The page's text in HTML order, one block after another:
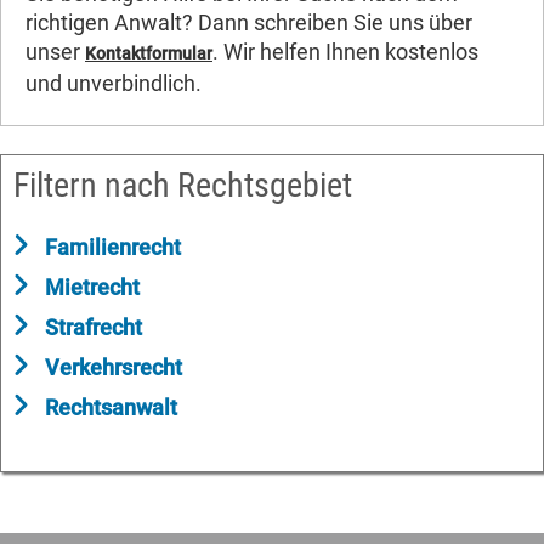
richtigen Anwalt? Dann schreiben Sie uns über
unser Kontaktformular. Wir helfen Ihnen kostenlos
und unverbindlich.
Filtern nach Rechtsgebiet
Familienrecht
Mietrecht
Strafrecht
Verkehrsrecht
Rechtsanwalt